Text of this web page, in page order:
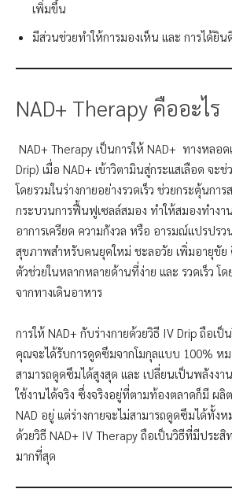
เพิ่มขึ้น
มีส่วนช่วยทำให้การมองเห็น และ การได้ยิ
NAD+ Therapy คืออะไร
NAD+ Therapy เป็นการให้ NAD+ ทางหลอด
Drip) เมื่อ NAD+ เข้าวิตามินสู่กระแสเลือด จะ
โดยรวมในร่างกายอย่างรวดเร็ว ช่วยกระตุ้นกา
กระบวนการฟื้นฟูเซลล์สมอง ทำให้สมองทำงา
อาการเครียด ความกังวล หรือ อารมณ์แปรปรว
สุขภาพสำหรับคนยุคใหม่ ชะลอวัย เพิ่มอายุขัย
ตัวช่วยในหลากหลายด้านที่ง่าย และ รวดเร็ว โ
จากทางเดินอาหาร
การให้ NAD+ กับร่างกายด้วยวิธี IV Drip ถือเป็
คุณจะได้รับการดูดซึมจากโมกุลแบบ 100% หม
สามารถดูดซึมได้สูงสุด และ เปลี่ยนเป็นพลังงา
ใช้งานได้จริง ซึ่งจริงอยู่ที่ตามท้องตลาดก็มี ผ
NAD อยู่ แต่ร่างกายจะไม่สามารถดูดซึมได้ทั้ง
ด้วยวิธี NAD+ IV Therapy ถือเป็นวิธีที่มีประ
มากที่สุด